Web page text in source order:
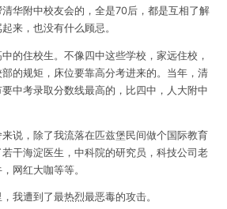
华附中校友会的，全是70后，都是互相了解
来，也没有什么顾忌。
的住校生。不像四中这些学校，家远住校，
的规矩，床位要靠高分考进来的。当年，清
中考录取分数线最高的，比四中，人大附中
说，除了我流落在匹兹堡民间做个国际教育
干海淀医生，中科院的研究员，科技公司老
网红大咖等等。
我遭到了最热烈最恶毒的攻击。